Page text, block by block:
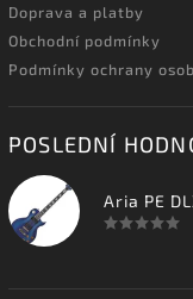
Doprava a platby
Obchodní podmínky
Podmínky ochrany
POSLEDNÍ